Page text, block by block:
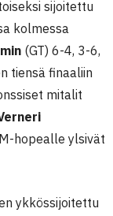
sijoitettu
kolmessa
(GT) 6-4, 3-6,
tiensä finaaliin
mitalit
hopealle ylsivät
ykkössijoitettu